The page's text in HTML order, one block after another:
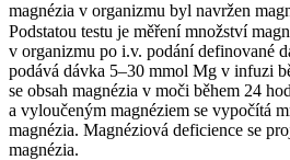
magnézia v organizmu byl navržen
Podstatou testu je měření množství
v organizmu po i.v. podání definované
podává dávka 5–30 mmol Mg v infuzi
se obsah magnézia v moči během 24
a vyloučeným magnéziem se vypočítá
magnézia. Magnéziová deficience se
magnézia.